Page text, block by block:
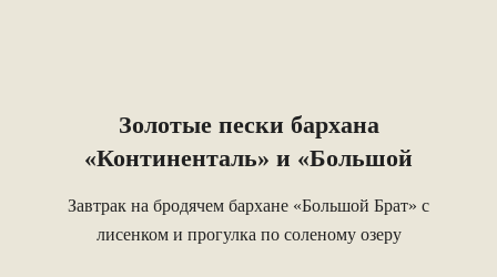
Золотые пески бархана
«Континенталь» и «Большой
Завтрак на бродячем бархане «Большой Брат» с
лисенком и прогулка по соленому озеру